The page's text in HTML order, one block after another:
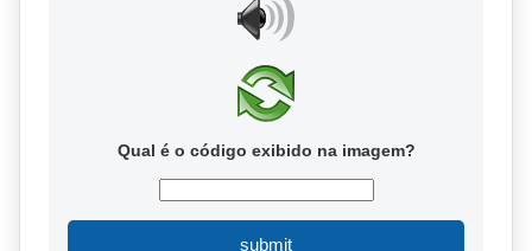
Qual é o código exibido na imagem?
submit